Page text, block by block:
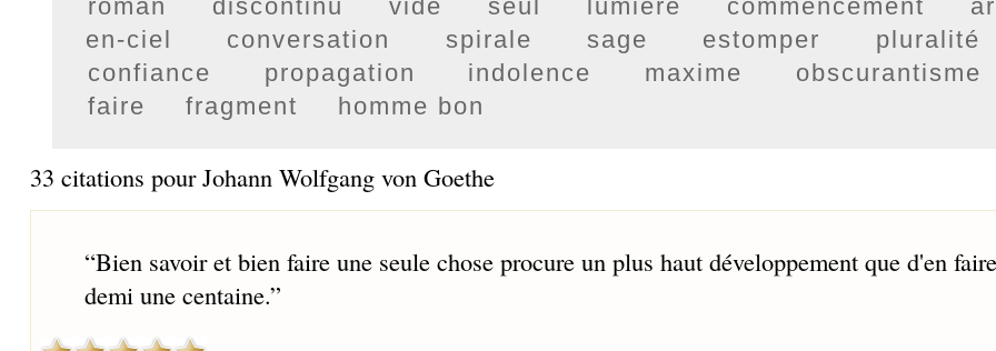
roman
discontinu vide seul lumière commencement
en-ciel
conversation spirale sage estomper
pluralité
confiance
propagation indolence maxime
obscurantisme
faire
fragment homme bon
33 citations pour Johann Wolfgang von Goethe
“Bien savoir et bien faire une seule chose procure un plus haut développement que d'en
demi une centaine.”